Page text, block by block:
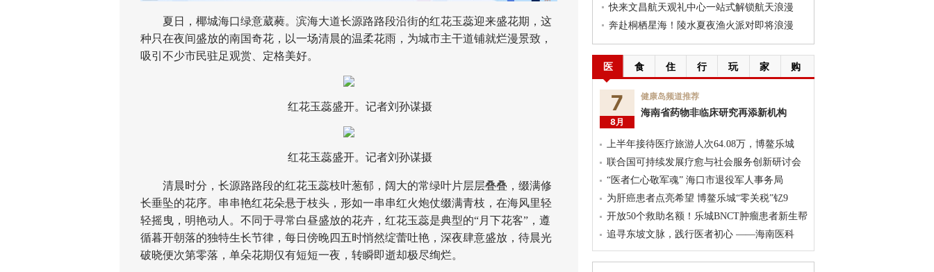
夏日，椰城海口绿意葳蕤。滨海大道长源路路段沿街的红花玉蕊迎来盛花期，这
种只在夜间盛放的南国奇花，以一场清晨的温柔花雨，为城市主干道铺就烂漫景致，
吸引不少市民驻足观赏、定格美好。
红花玉蕊盛开。记者刘孙谋摄
红花玉蕊盛开。记者刘孙谋摄
清晨时分，长源路路段的红花玉蕊枝叶葱郁，阔大的常绿叶片层层叠叠，缀满修
长垂坠的花序。串串艳红花朵悬于枝头，形如一串串红火炮仗缀满青枝，在海风里轻
轻摇曳，明艳动人。不同于寻常白昼盛放的花卉，红花玉蕊是典型的“月下花客”，遵
循暮开朝落的独特生长节律，每日傍晚四五时悄然绽蕾吐艳，深夜肆意盛放，待晨光
破晓便次第零落，单朵花期仅有短短一夜，转瞬即逝却极尽绚烂。
快来文昌航天观礼中心一站式解锁航天浪漫
奔赴桐栖星海！陵水夏夜渔火派对即将浪漫
医 食 住 行 玩 家 购
7
8月
健康岛频道推荐
海南省药物非临床研究再添新机构
上半年接待医疗旅游人次64.08万，博鳌乐城
联合国可持续发展疗愈与社会服务创新研讨会
“医者仁心敬军魂” 海口市退役军人事务局
为肝癌患者点亮希望 博鳌乐城“零关税”钇9
开放50个救助名额！乐城BNCT肿瘤患者新生帮
追寻东坡文脉，践行医者初心 ——海南医科